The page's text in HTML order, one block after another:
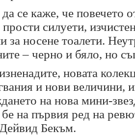
се каже, че повечето
силуети,
за носене тоалети.
– черно и бяло, но
новата
и нови величини,
на нова мини-
на първия ред на
Бекъм.